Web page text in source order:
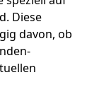
Diese
davon, ob